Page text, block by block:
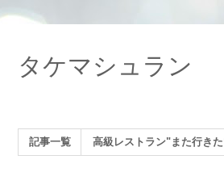
タケマシュラン
記事一覧 高級レストラン"また行き